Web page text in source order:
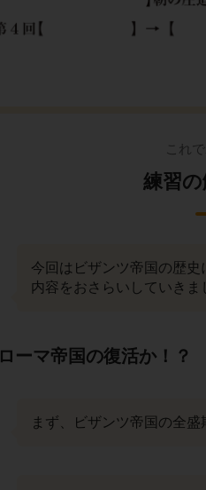
これ
練習
今回はビザンツ帝国の歴史
内容をおさらいしていきま
ローマ帝国の復活か！？
まず、ビザンツ帝国の全盛